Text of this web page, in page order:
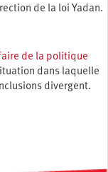
de la loi Yadan.
de la politique
dans laquelle
divergent.